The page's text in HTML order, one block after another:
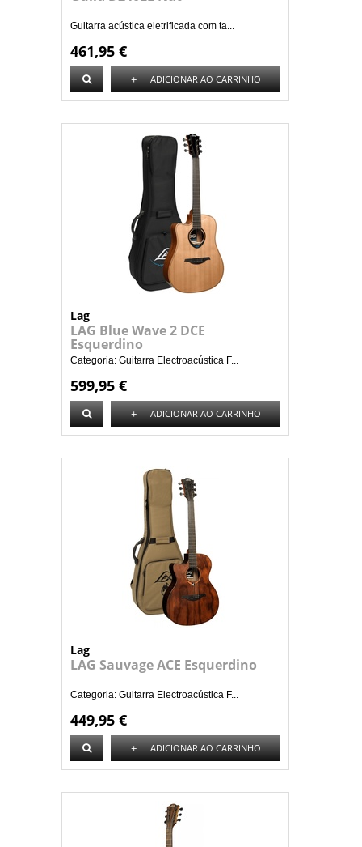
Guitarra acústica eletrificada com ta...
461,95 €
+ ADICIONAR AO CARRINHO
Lag
LAG Blue Wave 2 DCE
Esquerdino
Categoria: Guitarra Electroacústica F...
599,95 €
+ ADICIONAR AO CARRINHO
Lag
LAG Sauvage ACE Esquerdino
Categoria: Guitarra Electroacústica F...
449,95 €
+ ADICIONAR AO CARRINHO